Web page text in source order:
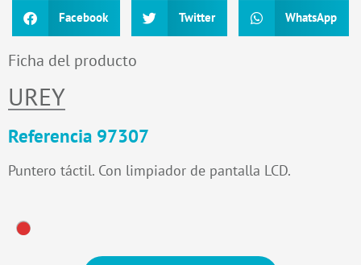
Facebook Twitter WhatsApp
Ficha del producto
UREY
Referencia 97307
Puntero táctil. Con limpiador de pantalla LCD.